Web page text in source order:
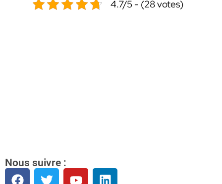
4.7/5 - (28 votes)
Nous suivre :